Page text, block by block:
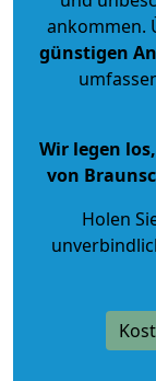
ankommen.
günstigen
Wir legen
von
Holen